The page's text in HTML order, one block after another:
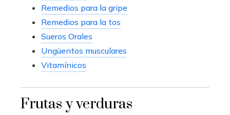
Remedios para la gripe
Remedios para la tos
Sueros Orales
Ungüentos musculares
Vitamínicos
Frutas y verduras